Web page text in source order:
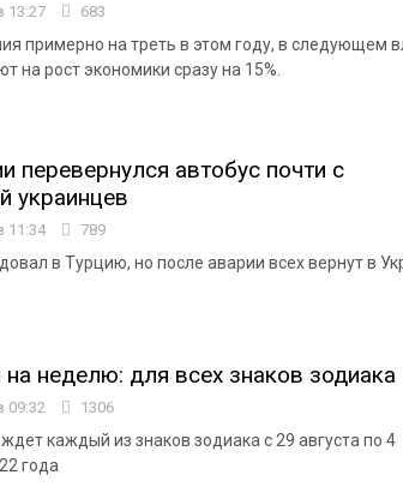
13:27 683
примерно на треть в этом году, в следующем
на рост экономики сразу на 15%.
перевернулся автобус почти с
украинцев
11:34 789
в Турцию, но после аварии всех вернут в
на неделю: для всех знаков зодиака
09:32 1306
каждый из знаков зодиака с 29 августа по 4
года